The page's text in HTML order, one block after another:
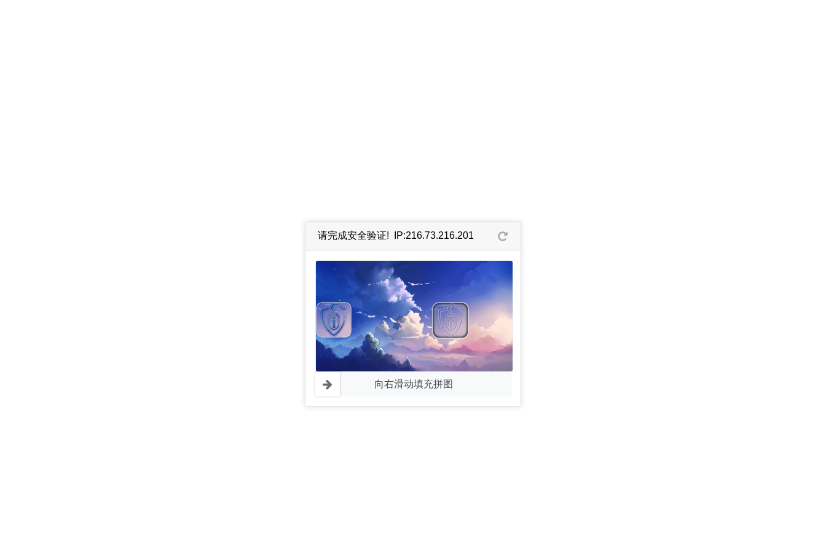
请完成安全验证! IP:216.73.216.201
向右滑动填充拼图